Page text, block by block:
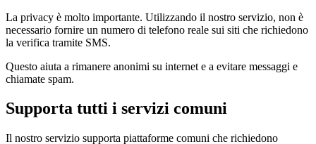
La privacy è molto importante. Utilizzando il nostro servizio, non è
necessario fornire un numero di telefono reale sui siti che richiedono
la verifica tramite SMS.
Questo aiuta a rimanere anonimi su internet e a evitare messaggi e
chiamate spam.
Supporta tutti i servizi comuni
Il nostro servizio supporta piattaforme comuni che richiedono